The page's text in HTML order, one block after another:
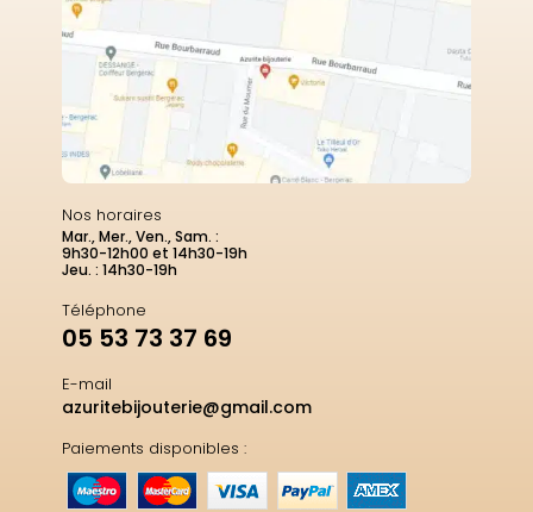
Nos horaires
Mar., Mer., Ven., Sam. :
9h30-12h00 et 14h30-19h
Jeu. : 14h30-19h
Téléphone
05 53 73 37 69
E-mail
azuritebijouterie@gmail.com
Paiements disponibles :